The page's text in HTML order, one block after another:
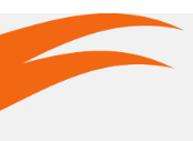
kod jest taki